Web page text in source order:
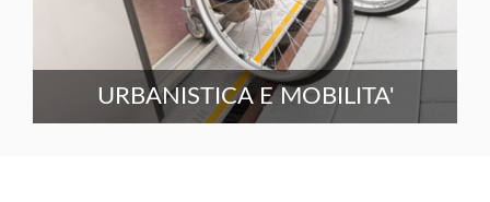
URBANISTICA E MOBILITA'